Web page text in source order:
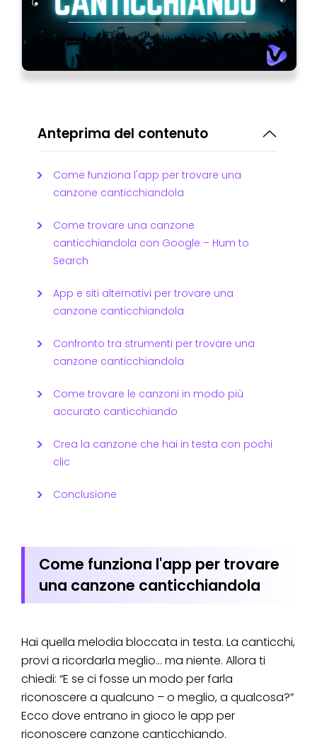
Anteprima del contenuto
Come funziona l'app per trovare una
canzone canticchiandola
Come trovare una canzone
canticchiandola con Google – Hum to
Search
App e siti alternativi per trovare una
canzone canticchiandola
Confronto tra strumenti per trovare una
canzone canticchiandola
Come trovare le canzoni in modo più
accurato canticchiando
Crea la canzone che hai in testa con pochi
clic
Conclusione
Come funziona l'app per trovare
una canzone canticchiandola
Hai quella melodia bloccata in testa. La canticchi,
provi a ricordarla meglio... ma niente. Allora ti
chiedi: “E se ci fosse un modo per farla
riconoscere a qualcuno – o meglio, a qualcosa?”
Ecco dove entrano in gioco le app per
riconoscere canzone canticchiando.